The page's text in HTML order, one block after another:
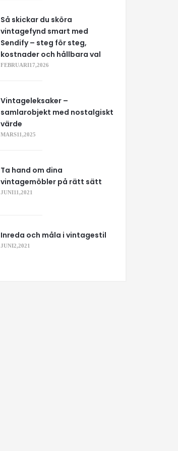
Så skickar du sköra
vintagefynd smart med
Sendify – steg för steg,
kostnader och hållbara val
FEBRUARI 17, 2026
Vintageleksaker –
samlarobjekt med nostalgiskt
värde
MARS 11, 2025
Ta hand om dina
vintagemöbler på rätt sätt
JUNI 11, 2021
Inreda och måla i vintagestil
JUNI 2, 2021